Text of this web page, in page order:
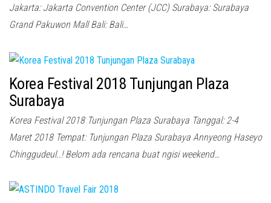
Jakarta: Jakarta Convention Center (JCC) Surabaya: Surabaya
Grand Pakuwon Mall Bali: Bali…
Korea Festival 2018 Tunjungan Plaza
Surabaya
Korea Festival 2018 Tunjungan Plaza Surabaya Tanggal: 2-4
Maret 2018 Tempat: Tunjungan Plaza Surabaya Annyeong Haseyo
Chinggudeul..! Belom ada rencana buat ngisi weekend…